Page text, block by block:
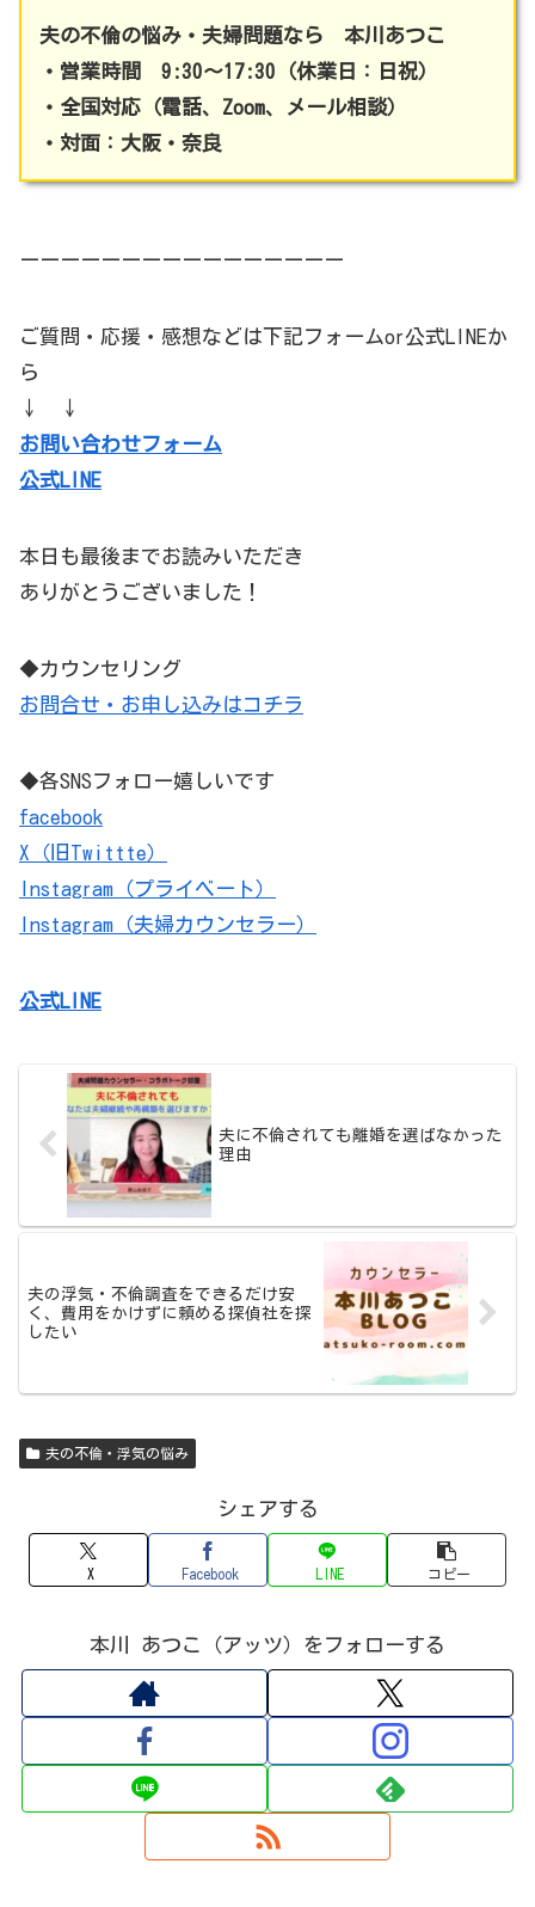
夫の不倫の悩み・夫婦問題なら 本川あつこ
・営業時間 9:30～17:30（休業日：日祝）
・全国対応（電話、Zoom、メール相談）
・対面：大阪・奈良
ーーーーーーーーーーーーーーーー
ご質問・応援・感想などは下記フォームor公式LINEか
ら
↓ ↓
お問い合わせフォーム
公式LINE
本日も最後までお読みいただき
ありがとうございました！
◆カウンセリング
お問合せ・お申し込みはコチラ
◆各SNSフォロー嬉しいです
facebook
X（旧Twittte）
Instagram（プライベート）
Instagram（夫婦カウンセラー）
公式LINE
夫に不倫されても離婚を選ばなかった
理由
夫の浮気・不倫調査をできるだけ安
く、費用をかけずに頼める探偵社を探
したい
夫の不倫・浮気の悩み
シェアする
X Facebook LINE コピー
本川 あつこ（アッツ）をフォローする